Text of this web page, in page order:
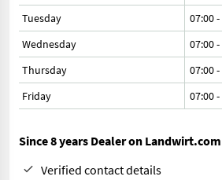
Tuesday
07:00-
Wednesday
07:00-
Thursday
07:00-
Friday
07:00-
Since 8 years Dealer on Landwirt.com
Verified contact details